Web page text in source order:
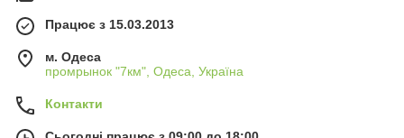
Працює з 15.03.2013
м. Одеса
промрынок "7км", Одеса, Україна
Контакти